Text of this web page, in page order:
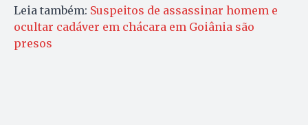
Leia também: Suspeitos de assassinar homem e
ocultar cadáver em chácara em Goiânia são
presos